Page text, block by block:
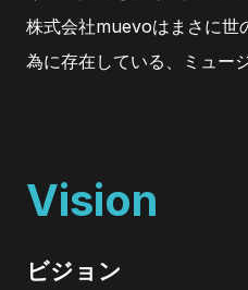
株式会社muevoはまさに世
為に存在している、ミュー
Vision
ビジョン